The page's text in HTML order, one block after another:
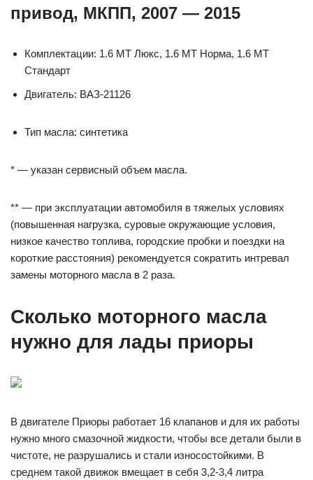
привод, МКПП, 2007 — 2015
Комплектации: 1.6 MT Люкс, 1.6 MT Норма, 1.6 MT
Стандарт
Двигатель: ВАЗ-21126
Тип масла: синтетика
* — указан сервисный объем масла.
** — при эксплуатации автомобиля в тяжелых условиях
(повышенная нагрузка, суровые окружающие условия,
низкое качество топлива, городские пробки и поездки на
короткие расстояния) рекомендуется сократить интревал
замены моторного масла в 2 раза.
Сколько моторного масла
нужно для лады приоры
В двигателе Приоры работает 16 клапанов и для их работы
нужно много смазочной жидкости, чтобы все детали были в
чистоте, не разрушались и стали износостойкими. В
среднем такой движок вмещает в себя 3,2-3,4 литра